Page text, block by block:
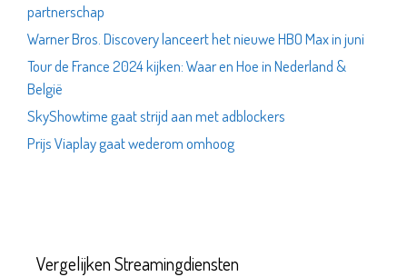
partnerschap
Warner Bros. Discovery lanceert het nieuwe HBO Max in juni
Tour de France 2024 kijken: Waar en Hoe in Nederland &
België
SkyShowtime gaat strijd aan met adblockers
Prijs Viaplay gaat wederom omhoog
Vergelijken Streamingdiensten